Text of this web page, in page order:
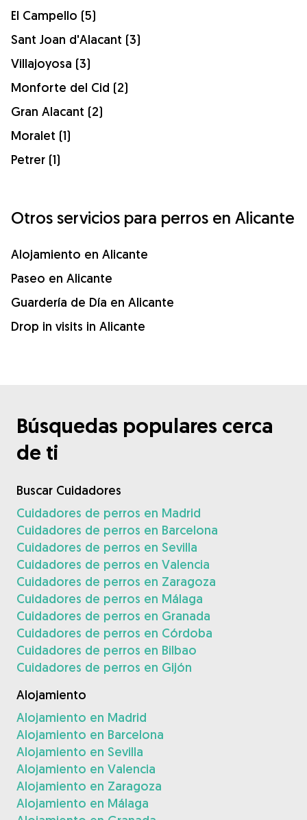
El Campello (5)
Sant Joan d'Alacant (3)
Villajoyosa (3)
Monforte del Cid (2)
Gran Alacant (2)
Moralet (1)
Petrer (1)
Otros servicios para perros en Alicante
Alojamiento en Alicante
Paseo en Alicante
Guardería de Día en Alicante
Drop in visits in Alicante
Búsquedas populares cerca
de ti
Buscar Cuidadores
Cuidadores de perros en Madrid
Cuidadores de perros en Barcelona
Cuidadores de perros en Sevilla
Cuidadores de perros en Valencia
Cuidadores de perros en Zaragoza
Cuidadores de perros en Málaga
Cuidadores de perros en Granada
Cuidadores de perros en Córdoba
Cuidadores de perros en Bilbao
Cuidadores de perros en Gijón
Alojamiento
Alojamiento en Madrid
Alojamiento en Barcelona
Alojamiento en Sevilla
Alojamiento en Valencia
Alojamiento en Zaragoza
Alojamiento en Málaga